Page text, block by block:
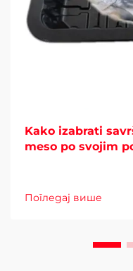
Kako izabrati
meso po svojim
Погледај више